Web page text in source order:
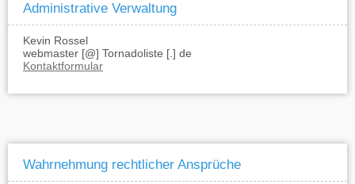
Administrative Verwaltung
Kevin Rossel
webmaster [@] Tornadoliste [.] de
Kontaktformular
Wahrnehmung rechtlicher Ansprüche